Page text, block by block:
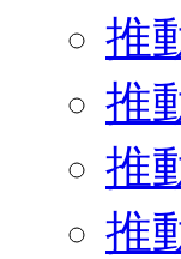
推
推
推
推